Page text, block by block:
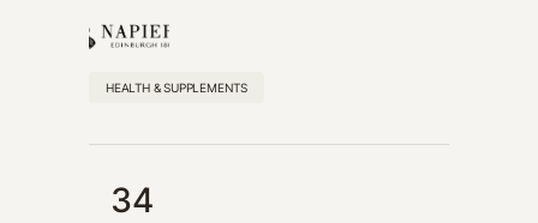
HEALTH & SUPPLEMENTS
34